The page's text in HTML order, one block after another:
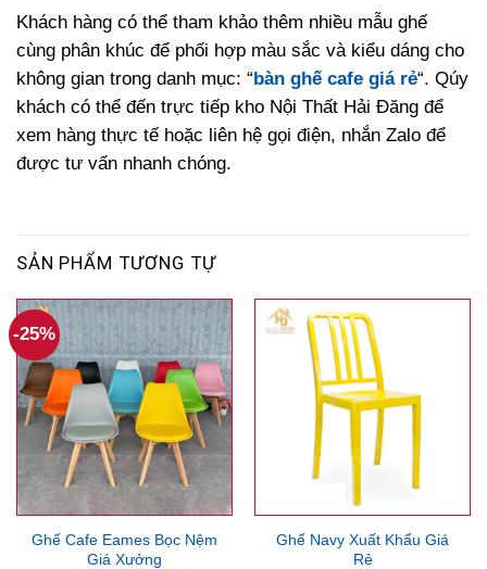
Khách hàng có thể tham khảo thêm nhiều mẫu ghế
cùng phân khúc để phối hợp màu sắc và kiểu dáng cho
không gian trong danh mục: “ bàn ghế cafe giá rẻ“. Qúy
khách có thể đến trực tiếp kho Nội Thất Hải Đăng để
xem hàng thực tế hoặc liên hệ gọi điện, nhắn Zalo để
được tư vấn nhanh chóng.
SẢN PHẨM TƯƠNG TỰ
-25%
Ghế Cafe Eames Bọc Nệm
Giá Xưởng
Ghế Navy Xuất Khẩu Giá
Rẻ